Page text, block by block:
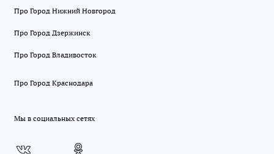
Про Город Нижний Новгород
Про Город Дзержинск
Про Город Владивосток
Про Город Краснодара
Мы в социальных сетях